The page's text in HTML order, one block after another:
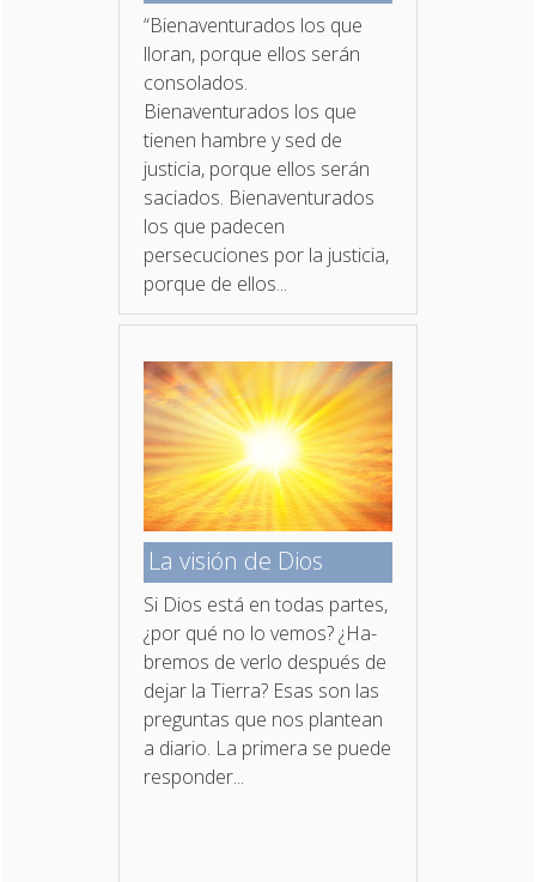
“Bienaventurados los que
lloran, porque ellos serán
consolados.
Bienaventurados los que
tienen hambre y sed de
justicia, porque ellos serán
saciados. Bienaventurados
los que padecen
persecuciones por la justicia,
porque de ellos...
La visión de Dios
Si Dios está en todas partes,
¿por qué no lo vemos? ¿Ha­
bremos de verlo después de
dejar la Tierra? Esas son las
preguntas que nos plantean
a diario. La primera se puede
responder...